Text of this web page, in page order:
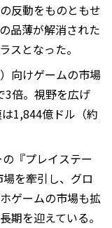
反動をものともせ
品薄が解消された
スとなった。
向けゲームの市場
3倍。視野を広げ
1,844億ドル（約
『プレイステー
を牽引し、グロ
ゲームの市場も拡
期を迎えている。